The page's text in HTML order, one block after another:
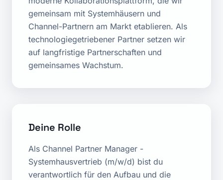
gemeinsam mit Systemhäusern und
Channel-Partnern am Markt etablieren. Als
technologiegetriebener Partner setzen wir
auf langfristige Partnerschaften und
gemeinsames Wachstum.
Deine Rolle
Als Channel Partner Manager -
Systemhausvertrieb (m/w/d) bist du
verantwortlich für den Aufbau und die